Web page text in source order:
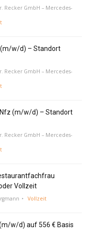
Recker GmbH – Mercedes-
w/d) – Standort
Recker GmbH – Mercedes-
(m/w/d) – Standort
Recker GmbH – Mercedes-
Vollzeit
Vollzeit
w/d) auf 556 € Basis